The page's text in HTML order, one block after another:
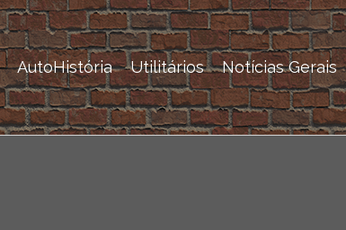
AutoHistória Utilitários Notícias Gerais